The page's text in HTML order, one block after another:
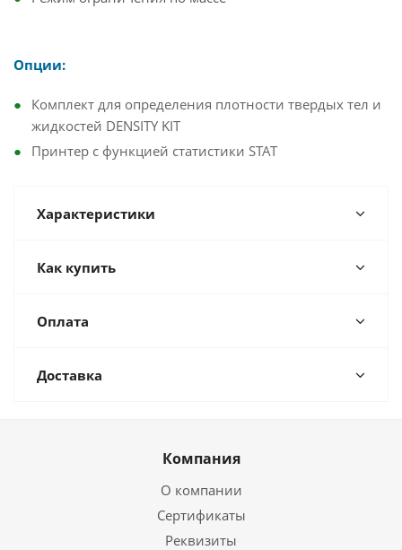
Опции:
Комплект для определения плотности твердых тел и
жидкостей DENSITY KIT
Принтер с функцией статистики STAT
Характеристики
Как купить
Оплата
Доставка
Компания
О компании
Сертификаты
Реквизиты